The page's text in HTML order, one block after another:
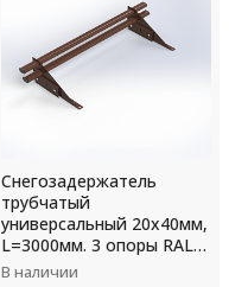
Снегозадержатель
трубчатый
универсальный 20х40мм,
L=3000мм. 3 опоры RAL
8017
В наличии